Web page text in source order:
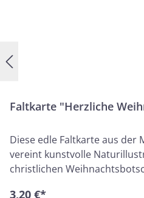
Faltkarte "Herzliche
Diese edle Faltkarte aus der
vereint kunstvolle
christlichen
3,20 €*